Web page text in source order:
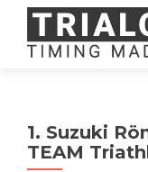
1. Suzuki
TEAM